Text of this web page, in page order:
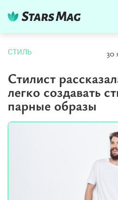
СТИЛЬ 30
Стилист
легко создавать
парные образы